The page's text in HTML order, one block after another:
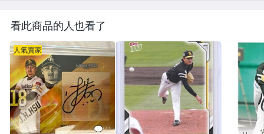
看此商品的人也看了
人氣賣家